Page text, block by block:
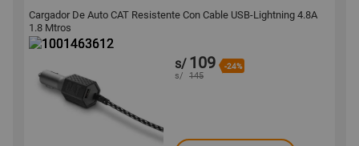
Cargador De Auto CAT Resistente Con Cable USB-Lightning 4.8A
1.8 Mtros
s/ 109 -24%
s/ 145